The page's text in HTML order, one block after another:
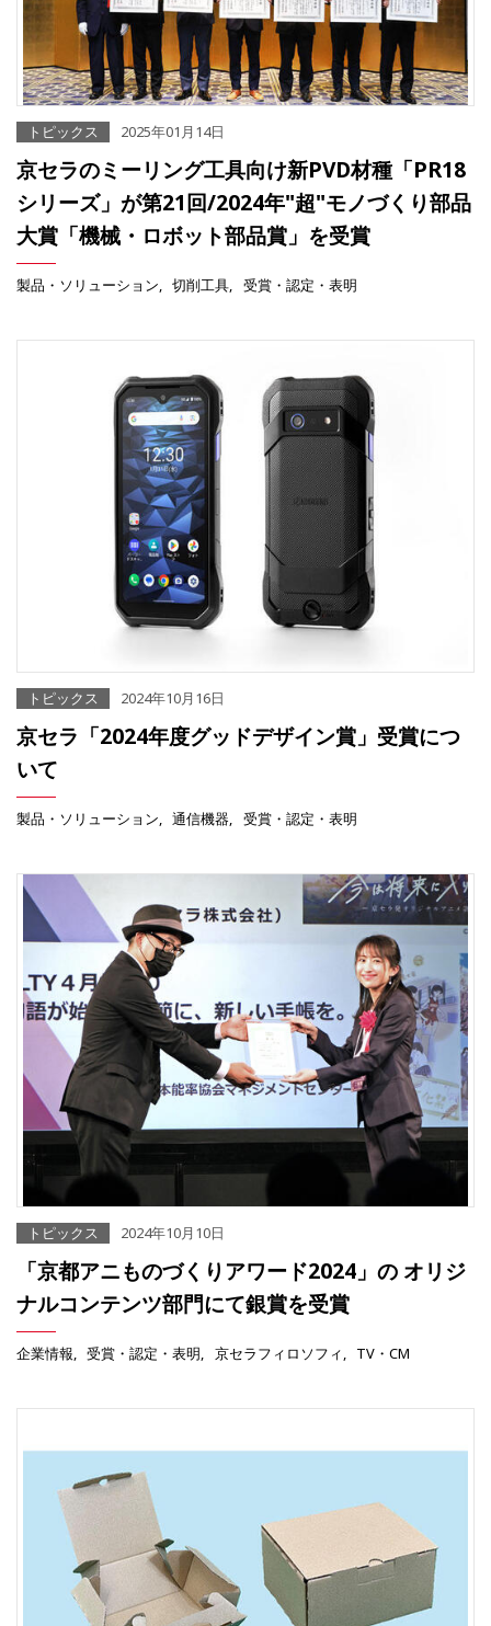
トピックス 2025年01月14日
京セラのミーリング工具向け新PVD材種「PR18
シリーズ」が第21回/2024年"超"モノづくり部品
大賞「機械・ロボット部品賞」を受賞
製品・ソリューション 切削工具 受賞・認定・表明
トピックス 2024年10月16日
京セラ「2024年度グッドデザイン賞」受賞につ
いて
製品・ソリューション 通信機器 受賞・認定・表明
トピックス 2024年10月10日
「京都アニものづくりアワード2024」の オリジ
ナルコンテンツ部門にて銀賞を受賞
企業情報 受賞・認定・表明 京セラフィロソフィ TV・CM